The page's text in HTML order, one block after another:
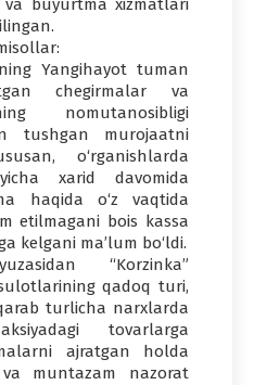
buyurtma xizmatlari
Yangihayot tuman
chegirmalar va
nomutanosibligi
tushgan murojaatni
o‘rganishlarda
xarid davomida
haqida o‘z vaqtida
etilmagani bois kassa
kelgani ma’lum bo‘ldi.
“Korzinka”
qadoq turi,
turlicha narxlarda
tovarlarga
ajratgan holda
muntazam nazorat